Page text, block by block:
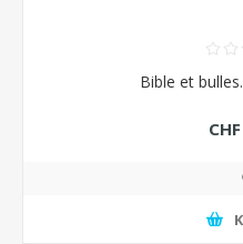
Bible et